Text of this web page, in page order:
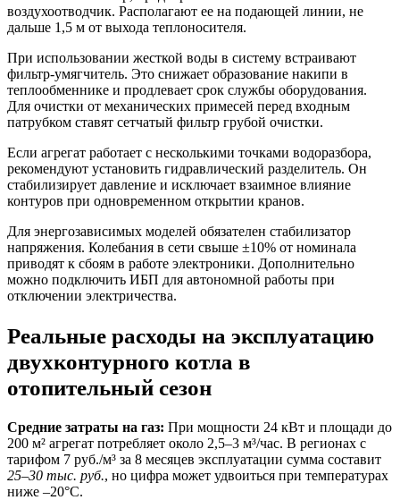
воздухоотводчик. Располагают ее на подающей линии, не
дальше 1,5 м от выхода теплоносителя.
При использовании жесткой воды в систему встраивают
фильтр-умягчитель. Это снижает образование накипи в
теплообменнике и продлевает срок службы оборудования.
Для очистки от механических примесей перед входным
патрубком ставят сетчатый фильтр грубой очистки.
Если агрегат работает с несколькими точками водоразбора,
рекомендуют установить гидравлический разделитель. Он
стабилизирует давление и исключает взаимное влияние
контуров при одновременном открытии кранов.
Для энергозависимых моделей обязателен стабилизатор
напряжения. Колебания в сети свыше ±10% от номинала
приводят к сбоям в работе электроники. Дополнительно
можно подключить ИБП для автономной работы при
отключении электричества.
Реальные расходы на эксплуатацию
двухконтурного котла в
отопительный сезон
Средние затраты на газ: При мощности 24 кВт и площади до
200 м² агрегат потребляет около 2,5–3 м³/час. В регионах с
тарифом 7 руб./м³ за 8 месяцев эксплуатации сумма составит
25–30 тыс. руб., но цифра может удвоиться при температурах
ниже –20°C.